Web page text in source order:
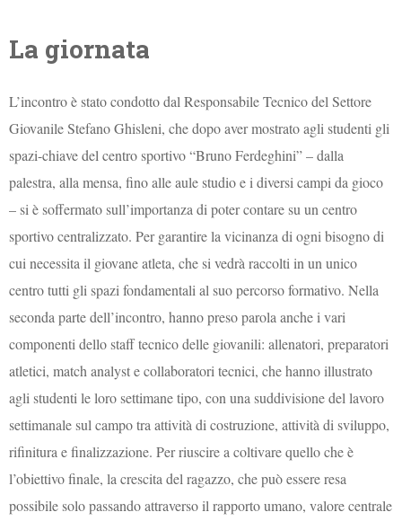
La giornata
L’incontro è stato condotto dal Responsabile Tecnico del Settore
Giovanile Stefano Ghisleni, che dopo aver mostrato agli studenti gli
spazi-chiave del centro sportivo “Bruno Ferdeghini” – dalla
palestra, alla mensa, fino alle aule studio e i diversi campi da gioco
– si è soffermato sull’importanza di poter contare su un centro
sportivo centralizzato. Per garantire la vicinanza di ogni bisogno di
cui necessita il giovane atleta, che si vedrà raccolti in un unico
centro tutti gli spazi fondamentali al suo percorso formativo. Nella
seconda parte dell’incontro, hanno preso parola anche i vari
componenti dello staff tecnico delle giovanili: allenatori, preparatori
atletici, match analyst e collaboratori tecnici, che hanno illustrato
agli studenti le loro settimane tipo, con una suddivisione del lavoro
settimanale sul campo tra attività di costruzione, attività di sviluppo,
rifinitura e finalizzazione. Per riuscire a coltivare quello che è
l’obiettivo finale, la crescita del ragazzo, che può essere resa
possibile solo passando attraverso il rapporto umano, valore centrale